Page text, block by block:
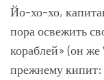
Йо-хо-хо,
пора освежить
кораблей» (он
прежнему кипит: